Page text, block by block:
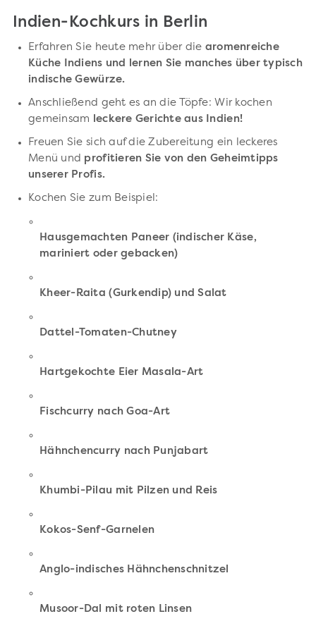
Indien-Kochkurs in Berlin
Erfahren Sie heute mehr über die aromenreiche
Küche Indiens und lernen Sie manches über typisch
indische Gewürze.
Anschließend geht es an die Töpfe: Wir kochen
gemeinsam
leckere Gerichte aus Indien!
Freuen Sie sich auf die Zubereitung ein leckeres
Menü und profitieren Sie von den Geheimtipps
unserer Profis.
Kochen Sie zum Beispiel:
Hausgemachten Paneer (indischer Käse,
mariniert oder gebacken)
Kheer-Raita (Gurkendip) und Salat
Dattel-Tomaten-Chutney
Hartgekochte Eier Masala-Art
Fischcurry nach Goa-Art
Hähnchencurry nach Punjabart
Khumbi-Pilau mit Pilzen und Reis
Kokos-Senf-Garnelen
Anglo-indisches Hähnchenschnitzel
Musoor-Dal mit roten Linsen